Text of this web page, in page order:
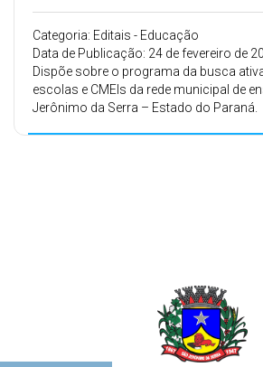
Categoria: Editais - Educação
Data de Publicação: 24 de fevereiro de
Dispõe sobre o programa da busca
escolas e CMEIs da rede municipal de
Jerônimo da Serra – Estado do Paraná.